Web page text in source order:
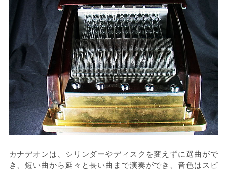
カナデオンは、シリンダーやディスクを変えずに選曲がで
き、短い曲から延々と長い曲まで演奏ができ、音色はスピ